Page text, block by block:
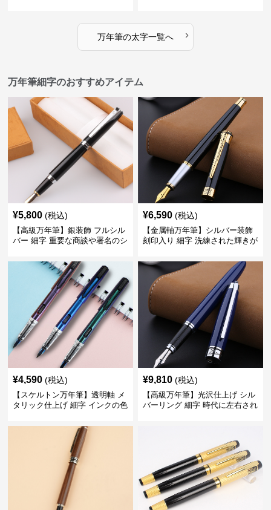
万年筆の太字一覧へ ›
万年筆細字のおすすめアイテム
¥5,800 (税込)
【高級万年筆】銀装飾 フルシル
バー 細字 重要な商談や署名のシ
てくれる
¥6,590 (税込)
【金属軸万年筆】シルバー装飾
刻印入り 細字 洗練された輝きが
¥4,590 (税込)
【スケルトン万年筆】透明軸 メ
タリック仕上げ 細字 インクの色
する
¥9,810 (税込)
【高級万年筆】光沢仕上げ シル
バーリング 細字 時代に左右され